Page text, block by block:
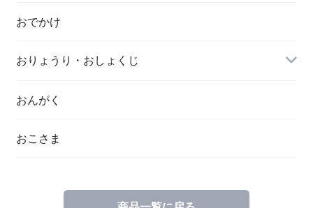
おでかけ
おりょうり・おしょくじ
おんがく
おこさま